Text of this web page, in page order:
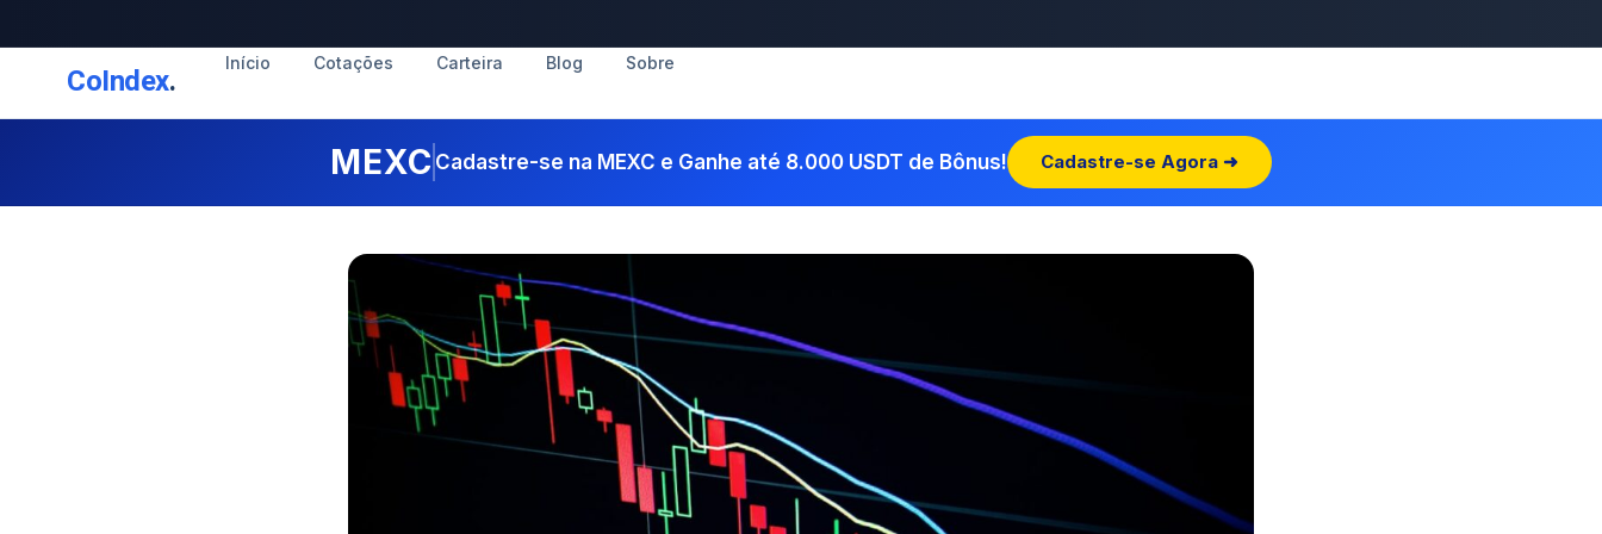
CoIndex. Início Cotações Carteira Blog Sobre
MEXC Cadastre-se na MEXC e Ganhe até 8.000 USDT de Bônus! Cadastre-se Agora ➜